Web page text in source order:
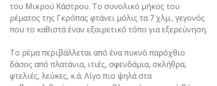
του Μικρού Κάστρου. Το συνολικό μήκος του
ρέματος της Γκρόπας φτάνει μόλις τα 7 χλμ., γεγονός
που το καθιστά έναν εξαιρετικό τόπο για εξερεύνηση.
Το ρέμα περιβάλλεται από ένα πυκνό παρόχθιο
δάσος από πλατάνια, ιτιές, σφενδάμια, σκλήθρα,
φτελιές, λεύκες, κ.ά. Λίγο πιο ψηλά στα